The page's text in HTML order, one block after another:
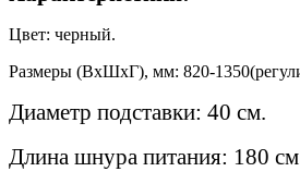
Цвет: черный.
Размеры (ВхШхГ), мм: 820-
Диаметр подставки: 40 см.
Длина шнура питания: 180